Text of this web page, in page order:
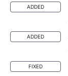
ADDED
ADDED
FIXED